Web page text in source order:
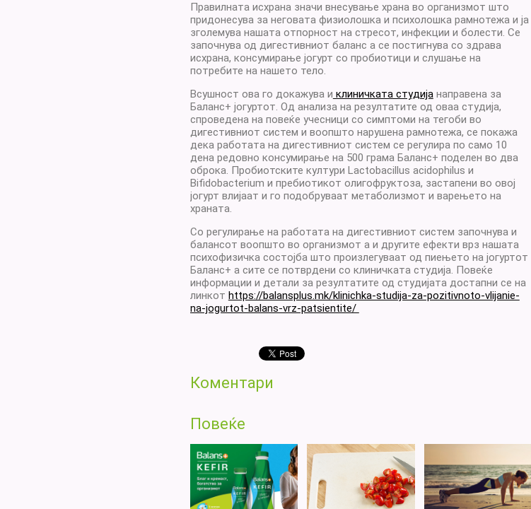
Правилната исхрана значи внесување храна во организмот што
придонесува за неговата физиолошка и психолошка рамнотежа и ја
зголемува нашата отпорност на стресот, инфекции и болести. Се
започнува од дигестивниот баланс а се постигнува со здрава
исхрана, консумирање јогурт со пробиотици и слушање на
потребите на нашето тело.
Всушност ова го докажува и клиничката студијанаправена за
Баланс+ јогуртот. Од анализа на резултатите од оваа студија,
спроведена на повеќе учесници со симптоми на тегоби во
дигестивниот систем и воопшто нарушена рамнотежа, се покажа
дека работата на дигестивниот систем се регулира по само 10
дена редовно консумирање на 500 грама Баланс+ поделен во два
оброка. Пробиотските култури Lactobacillus acidophilus и
Bifidobacterium и пребиотикот олигофруктоза, застапени во овој
јогурт влијаат и го подобруваат метаболизмот и варењето на
храната.
Со регулирање на работата на дигестивниот систем започнува и
балансот воопшто во организмот а и другите ефекти врз нашата
психофизичка состојба што произлегуваат од пиењето на јогуртот
Баланс+ а сите се потврдени со клиничката студија. Повеќе
информации и детали за резултатите од студијата достапни се на
линкот https://balansplus.mk/klinichka-studija-za-pozitivnoto-vlijanie-
na-jogurtot-balans-vrz-patsientite/
Коментари
Повеќе